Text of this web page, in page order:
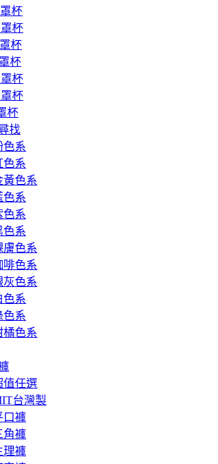
杯
杯
杯
杯
杯
杯
杯
找
色系
色系
黃色系
色系
色系
色系
膚色系
啡色系
灰色系
色系
色系
橘色系
值任選
台灣製
口褲
角褲
理褲